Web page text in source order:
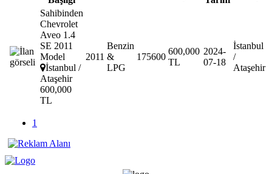
Toyota( 0 )
Volkswagen( 0 )
Volvo( 0 )
Sahibinden
Chevrolet
Aveo 1.4
SE 2011
Model
İstanbul /
Ataşehir
600,000
TL
2011
Benzin
&
LPG
175600
600,000
TL
2024-
07-18
İstanbul
/
Ataşehir
1